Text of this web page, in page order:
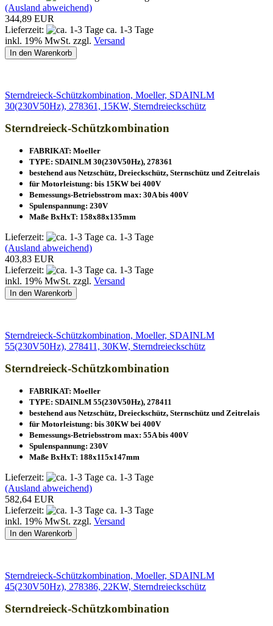
(Ausland abweichend)
344,89 EUR
Lieferzeit:
ca. 1-3 Tage
inkl. 19% MwSt. zzgl. Versand
In den Warenkorb
Sterndreieck-Schützkombination, Moeller, SDAINLM
30(230V50Hz), 278361, 15KW, Sterndreieckschütz
Sterndreieck-Schützkombination
FABRIKAT: Moeller
TYPE: SDAINLM 30(230V50Hz), 278361
bestehend aus Netzschütz, Dreieckschütz, Sternschütz und Zeitrelais
für Motorleistung: bis 15KW bei 400V
Bemessungs-Betriebsstrom max: 30A bis 400V
Spulenspannung: 230V
Maße BxHxT: 158x88x135mm
Lieferzeit:
ca. 1-3 Tage
(Ausland abweichend)
403,83 EUR
Lieferzeit:
ca. 1-3 Tage
inkl. 19% MwSt. zzgl. Versand
In den Warenkorb
Sterndreieck-Schützkombination, Moeller, SDAINLM
55(230V50Hz), 278411, 30KW, Sterndreieckschütz
Sterndreieck-Schützkombination
FABRIKAT: Moeller
TYPE: SDAINLM 55(230V50Hz), 278411
bestehend aus Netzschütz, Dreieckschütz, Sternschütz und Zeitrelais
für Motorleistung: bis 30KW bei 400V
Bemessungs-Betriebsstrom max: 55A bis 400V
Spulenspannung: 230V
Maße BxHxT: 188x115x147mm
Lieferzeit:
ca. 1-3 Tage
(Ausland abweichend)
582,64 EUR
Lieferzeit:
ca. 1-3 Tage
inkl. 19% MwSt. zzgl. Versand
In den Warenkorb
Sterndreieck-Schützkombination, Moeller, SDAINLM
45(230V50Hz), 278386, 22KW, Sterndreieckschütz
Sterndreieck-Schützkombination